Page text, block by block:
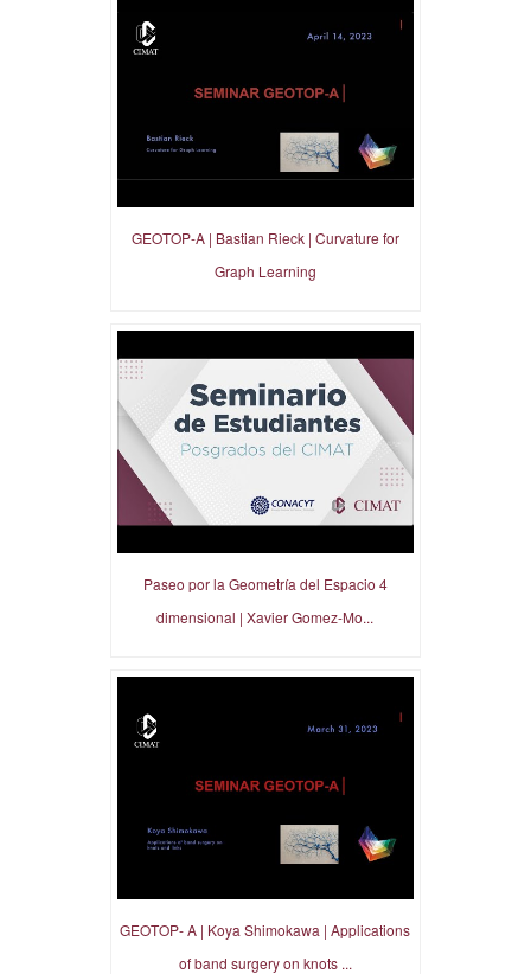
GEOTOP-A | Bastian Rieck | Curvature for
Graph Learning
Paseo por la Geometría del Espacio 4
dimensional | Xavier Gomez-Mo...
GEOTOP- A | Koya Shimokawa | Applications
of band surgery on knots ...